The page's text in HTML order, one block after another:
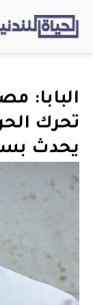
البابا:
تحرك
يحدث